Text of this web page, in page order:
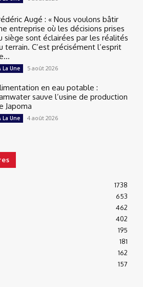
Augé : « Nous voulons bâtir
entreprise où les décisions prises
siège sont éclairées par les réalités
terrain. C’est précisément l’esprit
La Une 5 août 2026
en eau potable :
sauve l’usine de production
Japoma
La Une 4 août 2026
1738
653
462
402
195
181
162
157